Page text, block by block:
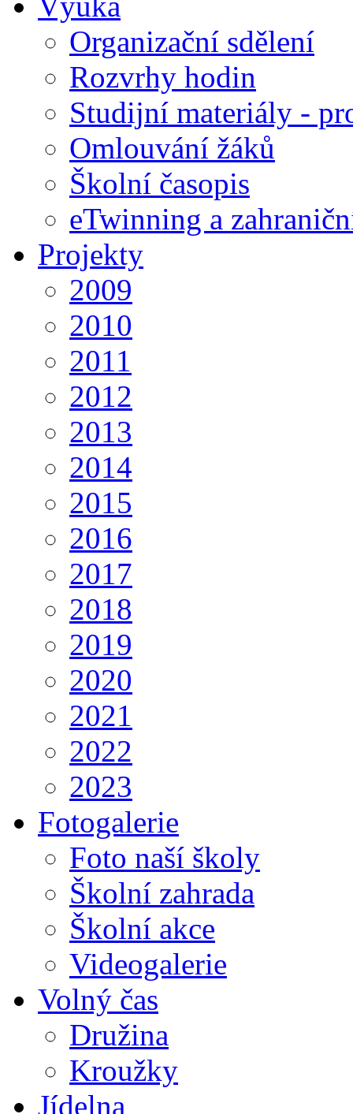
Organizační sdělení
Rozvrhy hodin
Studijní materiály -
Omlouvání žáků
Školní časopis
eTwinning a
Projekty
2009
2010
2011
2012
2013
2014
2015
2016
2017
2018
2019
2020
2021
2022
2023
Fotogalerie
Foto naší školy
Školní zahrada
Školní akce
Videogalerie
Volný čas
Družina
Kroužky
Jídelna